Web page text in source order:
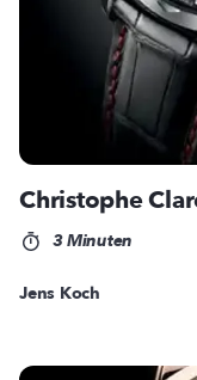
Christophe
3 Minuten
Jens Koch